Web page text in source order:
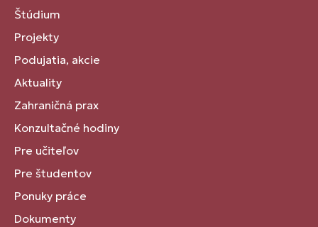
Štúdium
Projekty
Podujatia, akcie
Aktuality
Zahraničná prax
Konzultačné hodiny
Pre učiteľov
Pre študentov
Ponuky práce
Dokumenty